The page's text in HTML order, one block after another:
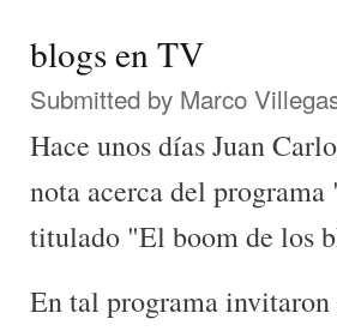
blogs en TV
Submitted by Marco
Hace unos días Juan
nota acerca del
titulado "El boom de los
En tal programa invitaron